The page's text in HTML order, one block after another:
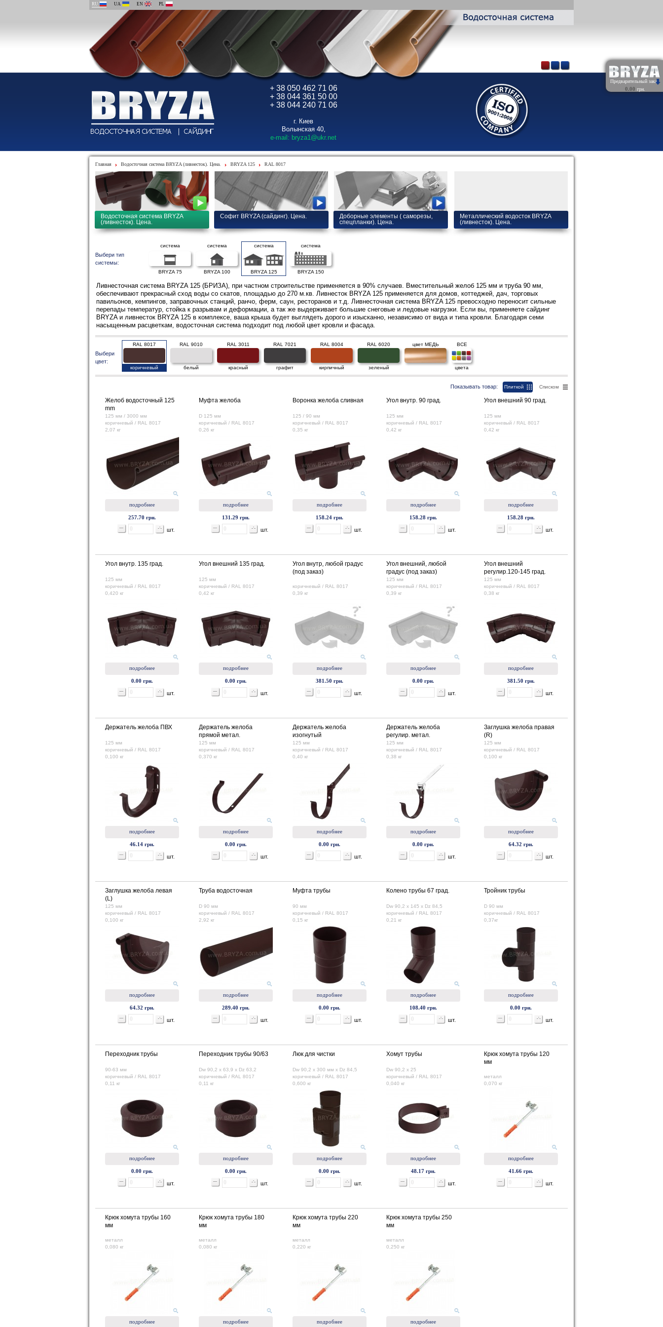
RU UA EN PL
+ 38 050 462 71 06
+ 38 044 361 50 00
+ 38 044 240 71 06
г. Киев
Волынская 40,
e-mail: bryza1@ukr.net
Главная Водосточная система BRYZA (ливнесток). Цена. BRYZA 125 RAL 8017
Водосточная система BRYZA
(ливнесток). Цена.
Софит BRYZA (сайдинг). Цена.
Доборные элементы ( саморезы,
спецпланки). Цена.
Металлический водосток BRYZA
(ливнесток). Цена.
Выбери тип
системы:
система
BRYZA 75
система
BRYZA 100
система
BRYZA 125
система
BRYZA 150
Ливнесточная система BRYZA 125 (БРИЗА), при частном строительстве применяется в 90% случаев. Вместительный желоб 125 мм и труба 90 мм,
обеспечивают прекрасный сход воды со скатов, площадью до 270 м.кв. Ливнесток BRYZA 125 применяется для домов, коттеджей, дач, торговых
павильонов, кемпингов, заправочных станций, ранчо, ферм, саун, ресторанов и т.д. Ливнесточная система BRYZA 125 превосходно переносит сильные
перепады температур, стойка к разрывам и деформации, а так же выдерживает большие снеговые и ледовые нагрузки. Если вы, применяете сайдинг
BRYZA и ливнесток BRYZA 125 в комплексе, ваша крыша будет выглядеть дорого и изысканно, независимо от вида и типа кровли. Благодаря семи
насыщенным расцветкам, водосточная система подходит под любой цвет кровли и фасада.
Выбери
цвет:
RAL 8017
коричневый
RAL 9010
белый
RAL 3011
красный
RAL 7021
графит
RAL 8004
кирпичный
RAL 6020
зеленый
цвет МЕДЬ ВСЕ
цвета
Показывать товар: Плиткой Списком
Желоб водосточный 125
mm
125 мм / 3000 мм
коричневый / RAL 8017
2,07 кг
подробнее
257.70 грн.
шт.
Муфта желоба
D 125 мм
коричневый / RAL 8017
0,26 кг
подробнее
131.29 грн.
шт.
Воронка желоба сливная
125 / 90 мм
коричневый / RAL 8017
0,35 кг
подробнее
158.24 грн.
шт.
Угол внутр. 90 град.
125 мм
коричневый / RAL 8017
0,42 кг
подробнее
158.28 грн.
шт.
Угол внешний 90 град.
125 мм
коричневый / RAL 8017
0,42 кг
подробнее
158.28 грн.
шт.
Угол внутр. 135 град.
125 мм
коричневый / RAL 8017
0,420 кг
подробнее
0.00 грн.
шт.
Угол внешний 135 град.
125 мм
коричневый / RAL 8017
0,42 кг
подробнее
0.00 грн.
шт.
Угол внутр, любой градус
(под заказ)
коричневый / RAL 8017
0,39 кг
подробнее
381.50 грн.
шт.
Угол внешний, любой
градус (под заказ)
125 мм
коричневый / RAL 8017
0,39 кг
подробнее
0.00 грн.
шт.
Угол внешний
регулир.120-145 град.
125 мм
коричневый / RAL 8017
0,38 кг
подробнее
381.50 грн.
шт.
Держатель желоба ПВХ
125 мм
коричневый / RAL 8017
0,100 кг
подробнее
46.14 грн.
шт.
Держатель желоба
прямой метал.
125 мм
коричневый / RAL 8017
0,370 кг
подробнее
0.00 грн.
шт.
Держатель желоба
изогнутый
125 мм
коричневый / RAL 8017
0,40 кг
подробнее
0.00 грн.
шт.
Держатель желоба
регулир. метал.
125 мм
коричневый / RAL 8017
0,38 кг
подробнее
0.00 грн.
шт.
Заглушка желоба правая
(R)
125 мм
коричневый / RAL 8017
0,100 кг
подробнее
64.32 грн.
шт.
Заглушка желоба левая
(L)
125 мм
коричневый / RAL 8017
0,100 кг
подробнее
64.32 грн.
шт.
Труба водосточная
D 90 мм
коричневый / RAL 8017
2,92 кг
подробнее
289.40 грн.
шт.
Муфта трубы
90 мм
коричневый / RAL 8017
0,15 кг
подробнее
0.00 грн.
шт.
Колено трубы 67 град.
Dw 90,2 x 145 x Dz 84,5
коричневый / RAL 8017
0,21 кг
подробнее
108.40 грн.
шт.
Тройник трубы
D 90 мм
коричневый / RAL 8017
0,37кг
подробнее
0.00 грн.
шт.
Переходник трубы
90-63 мм
коричневый / RAL 8017
0,11 кг
подробнее
0.00 грн.
шт.
Переходник трубы 90/63
Dw 90,2 x 63,9 x Dz 63,2
коричневый / RAL 8017
0,11 кг
подробнее
0.00 грн.
шт.
Люк для чистки
Dw 90,2 x 300 мм х Dz 84,5
коричневый / RAL 8017
0,600 кг
подробнее
0.00 грн.
шт.
Хомут трубы
Dw 90,2 x 25
коричневый / RAL 8017
0,040 кг
подробнее
48.17 грн.
шт.
Крюк хомута трубы 120
мм
металл
0,070 кг
подробнее
41.66 грн.
шт.
Крюк хомута трубы 160
мм
металл
0,080 кг
подробнее
Крюк хомута трубы 180
мм
металл
0,080 кг
подробнее
Крюк хомута трубы 220
мм
металл
0,220 кг
подробнее
Крюк хомута трубы 250
мм
металл
0,250 кг
подробнее
Предварительный заказ
0.00 грн.